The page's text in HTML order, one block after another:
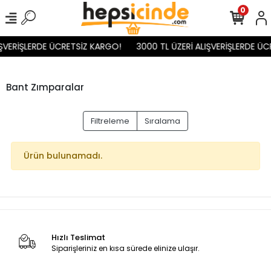
ÜCRETSİZ KARGO! 3000 TL ÜZERİ ALIŞVERİŞLERDE
0
Bant Zımparalar
Filtreleme Sıralama
Ürün bulunamadı.
Hızlı Teslimat
Siparişleriniz en kısa sürede elinize ulaşır.